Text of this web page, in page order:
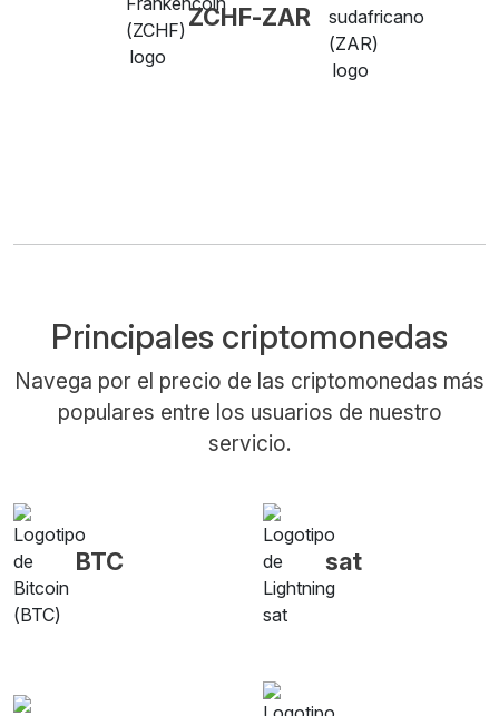
ZCHF-ZAR
Principales criptomonedas
Navega por el precio de las criptomonedas más
populares entre los usuarios de nuestro
servicio.
BTC sat